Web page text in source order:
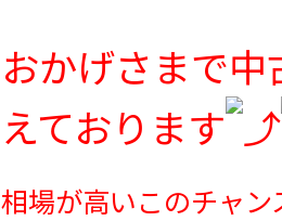
おかげさまで
えております
相場が高いこのチャ